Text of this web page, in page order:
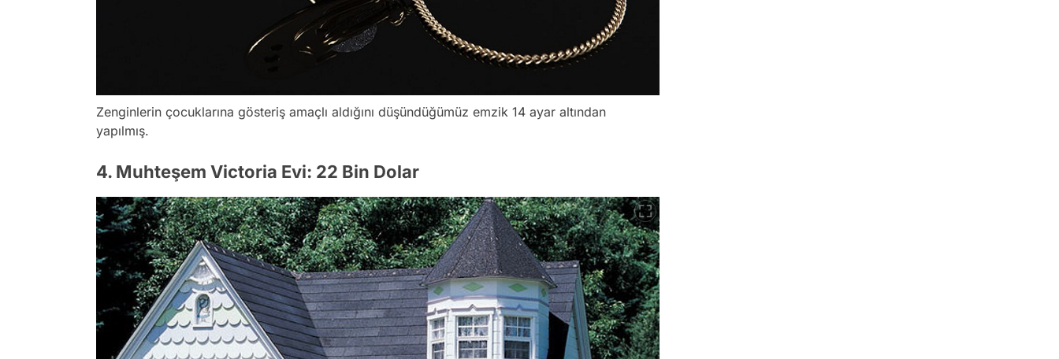
Zenginlerin çocuklarına gösteriş amaçlı aldığını düşündüğümüz emzik 14 ayar altından
yapılmış.
4. Muhteşem Victoria Evi: 22 Bin Dolar